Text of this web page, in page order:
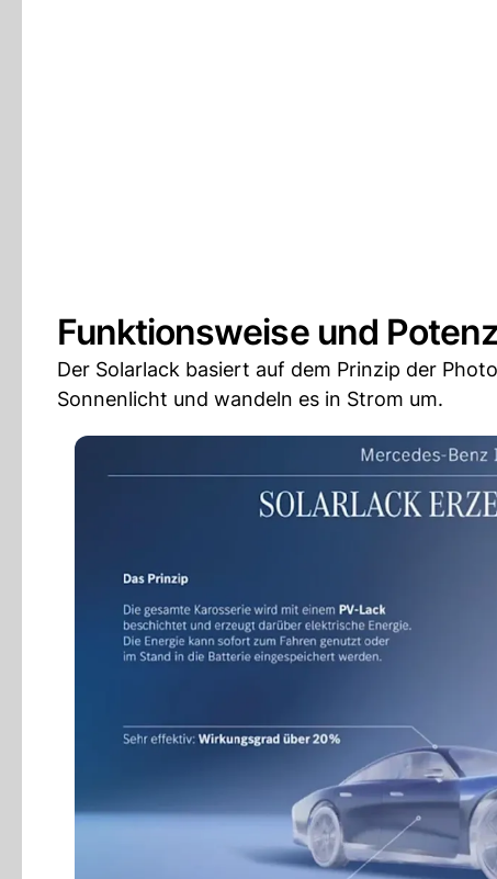
Funktionsweise und
Der Solarlack basiert auf dem Prinzip der
Sonnenlicht und wandeln es in Strom um.